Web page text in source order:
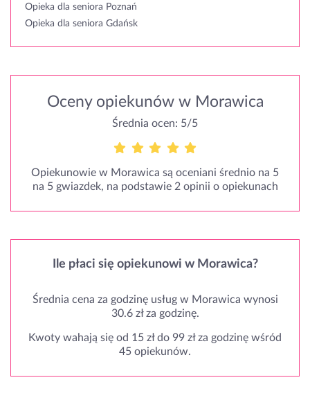
Opieka dla seniora Poznań
Opieka dla seniora Gdańsk
Oceny opiekunów w Morawica
Średnia ocen: 5/5
Opiekunowie w Morawica są oceniani średnio na 5
na 5 gwiazdek, na podstawie 2 opinii o opiekunach
Ile płaci się opiekunowi w Morawica?
Średnia cena za godzinę usług w Morawica wynosi
30.6 zł za godzinę.
Kwoty wahają się od 15 zł do 99 zł za godzinę wśród
45 opiekunów.